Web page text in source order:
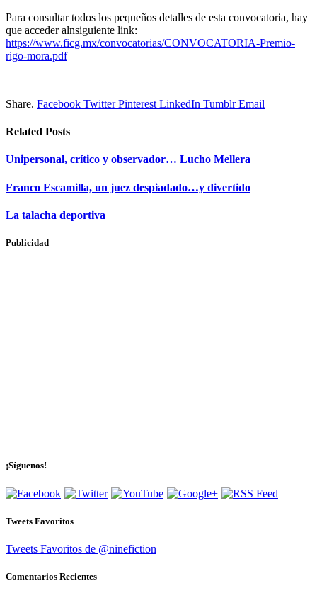
Para consultar todos los pequeños detalles de esta convocatoria, hay
que acceder alnsiguiente link:
https://www.ficg.mx/convocatorias/CONVOCATORIA-Premio-
rigo-mora.pdf
Share. Facebook Twitter Pinterest LinkedIn Tumblr Email
Related Posts
Unipersonal, crítico y observador… Lucho Mellera
Franco Escamilla, un juez despiadado…y divertido
La talacha deportiva
Publicidad
¡Síguenos!
Tweets Favoritos
Tweets Favoritos de @ninefiction
Comentarios Recientes